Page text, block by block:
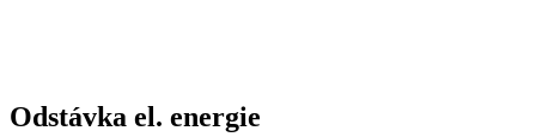
Odstávka el. energie